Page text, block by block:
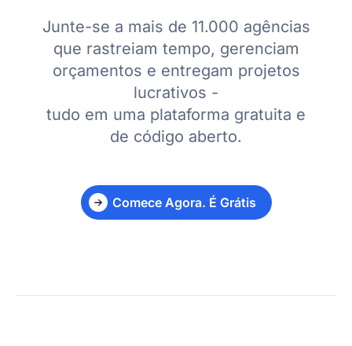
Junte-se a mais de 11.000 agências
que rastreiam tempo, gerenciam
orçamentos e entregam projetos
lucrativos -
tudo em uma plataforma gratuita e
de código aberto.
Comece Agora. É Grátis